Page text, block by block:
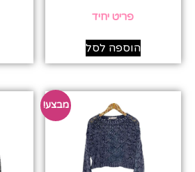
פריט יחיד
הוספה לסל
מבצע!